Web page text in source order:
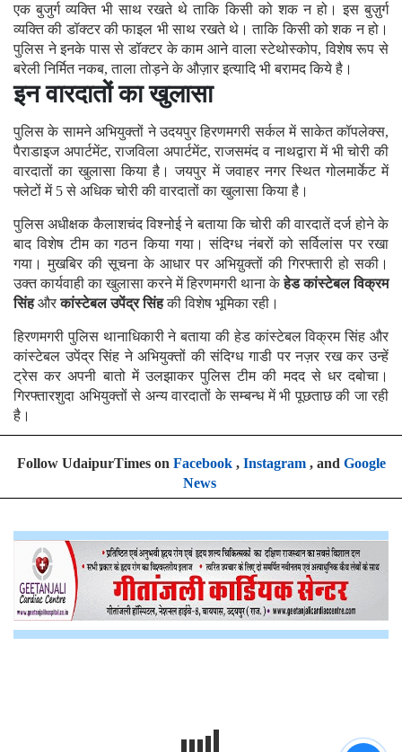
एक बुजुर्ग व्यक्ति भी साथ रखते थे ताकि किसी को शक न हो। इस बुज़ुर्ग
व्यक्ति की डॉक्टर की फाइल भी साथ रखते थे। ताकि किसी को शक न हो।
पुलिस ने इनके पास से डॉक्टर के काम आने वाला स्टेथोस्कोप, विशेष रूप से
बरेली निर्मित नकब, ताला तोड़ने के औज़ार इत्यादि भी बरामद किये है।
इन वारदातों का खुलासा
पुलिस के सामने अभियुक्तों ने उदयपुर हिरणमगरी सर्कल में साकेत कॉपलेक्स,
पैराडाइज अपार्टमेंट, राजविला अपार्टमेंट, राजसमंद व नाथद्वारा में भी चोरी की
वारदातों का खुलासा किया है। जयपुर में जवाहर नगर स्थित गोलमार्केट में
फ्लेटों में 5 से अधिक चोरी की वारदातों का खुलासा किया है।
पुलिस अधीक्षक कैलाशचंद विश्नोई ने बताया कि चोरी की वारदातें दर्ज होने के
बाद विशेष टीम का गठन किया गया। संदिग्ध नंबरों को सर्विलांस पर रखा
गया। मुखबिर की सूचना के आधार पर अभिय़ुक्तों की गिरफ्तारी हो सकी।
उक्त कार्यवाही का खुलासा करने में हिरणमगरी थाना केहेड कांस्टेबल विक्रम
सिंहऔरकांस्टेबल उपेंद्र सिंहकी विशेष भूमिका रही।
हिरणमगरी पुलिस थानाधिकारी ने बताया की हेड कांस्टेबल विक्रम सिंह और
कांस्टेबल उपेंद्र सिंह ने अभियुक्तों की संदिग्ध गाडी पर नज़र रख कर उन्हें
ट्रेस कर अपनी बातो में उलझाकर पुलिस टीम की मदद से धर दबोचा।
गिरफ्तारशुदा अभियुक्तों से अन्य वारदातों के सम्बन्ध में भी पूछताछ की जा रही
है।
Follow UdaipurTimes on Facebook, Instagram, and Google
News